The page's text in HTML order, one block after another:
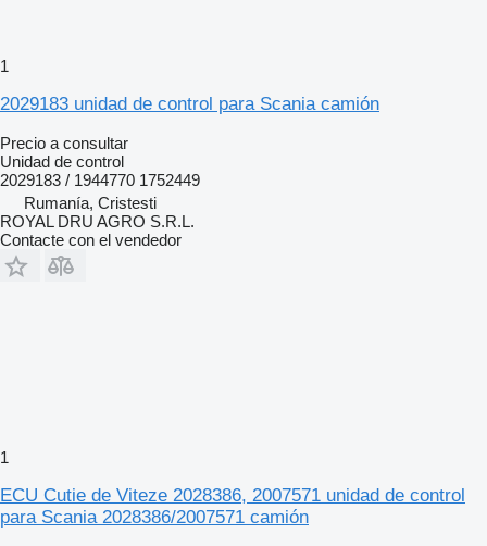
1
2029183 unidad de control para Scania camión
Precio a consultar
Unidad de control
2029183 / 1944770 1752449
Rumanía, Cristesti
ROYAL DRU AGRO S.R.L.
Contacte con el vendedor
1
ECU Cutie de Viteze 2028386, 2007571 unidad de control
para Scania 2028386/2007571 camión